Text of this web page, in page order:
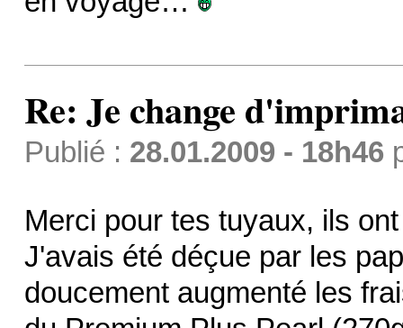
Re: Je change
Publié : 28.01.2009 - 18h46
Merci pour tes tuyaux, ils
J'avais été déçue par les
doucement augmenté les